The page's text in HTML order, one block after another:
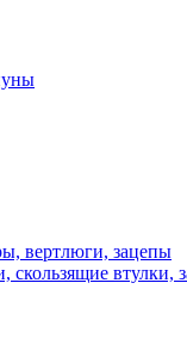
вертлюги, зацепы
втулки,